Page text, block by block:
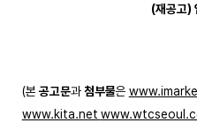
(재공고)
(본 공고문과첨부물은
www.kita.net